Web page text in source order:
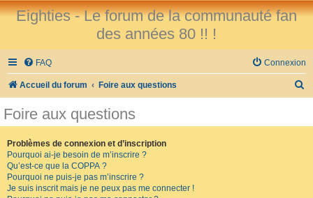
Eighties - Le forum de la communauté fan
des années 80 !! !
FAQ Connexion
Accueil du forum Foire aux questions
Foire aux questions
Problèmes de connexion et d’inscription
Pourquoi ai-je besoin de m’inscrire ?
Qu’est-ce que la COPPA ?
Pourquoi ne puis-je pas m’inscrire ?
Je suis inscrit mais je ne peux pas me connecter !